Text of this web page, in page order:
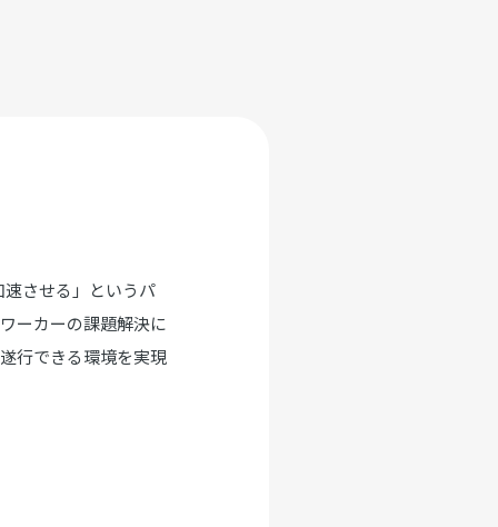
させる」というパ
ーカーの課題解決に
行できる環境を実現